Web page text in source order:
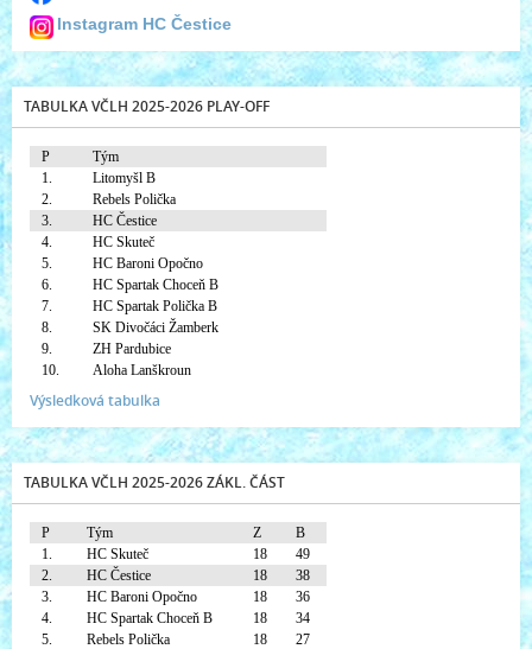
Instagram HC Čestice
TABULKA VČLH 2025-2026 PLAY-OFF
P
Tým
1.
Litomyšl B
2.
Rebels Polička
3.
HC Čestice
4.
HC Skuteč
5.
HC Baroni Opočno
6.
HC Spartak Choceň B
7.
HC Spartak Polička B
8.
SK Divočáci Žamberk
9.
ZH Pardubice
10.
Aloha Lanškroun
Výsledková tabulka
TABULKA VČLH 2025-2026 ZÁKL. ČÁST
P Tým Z
B
1.
HC Skuteč 18
49
2.
HC Čestice 18
38
3.
HC Baroni Opočno 18
36
4.
HC Spartak Choceň B 18
34
5.
Rebels Polička 18
27